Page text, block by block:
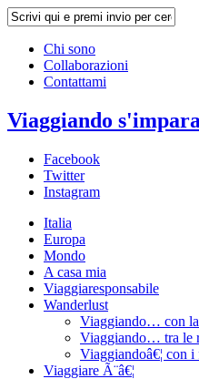
Chi sono
Collaborazioni
Contattami
Viaggiando s'impara
Facebook
Twitter
Instagram
Italia
Europa
Mondo
A casa mia
Viaggiaresponsabile
Wanderlust
Viaggiando… con la
Viaggiando… tra le
Viaggiandoâ€¦ con
Viaggiare Ã¨â€¦